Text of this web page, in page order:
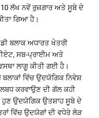
10 ਲੱਖ ਨਵੇਂ ਰੁਜ਼ਗਾਰ ਅਤੇ ਸੂਬੇ ਦੇ
ਗਿਆ ਹੈ।
ਡੀ ਬਲਾਕ ਅਧਾਰਤ ਖੇਤਰੀ
ਸਬ-ਪ੍ਰਾਈਮ ਅਤੇ
ਲਾਗੂ ਕੀਤੀ ਗਈ ਹੈ।
ਬਲਾਕਾਂ ਵਿੱਚ ਉਦਯੋਗਿਕ ਨਿਵੇਸ਼
ਕਰਵਾਉਣ ਦੀ ਗੱਲ ਕਹੀ
ਹੁਣ ਉਦਯੋਗਿਕ ਉਤਸ਼ਾਹ ਸੂਬੇ ਦੇ
ਵਿੱਚ ਉਦਯੋਗਾਂ ਦੀ ਵਧੇਰੇ ਲੋੜ